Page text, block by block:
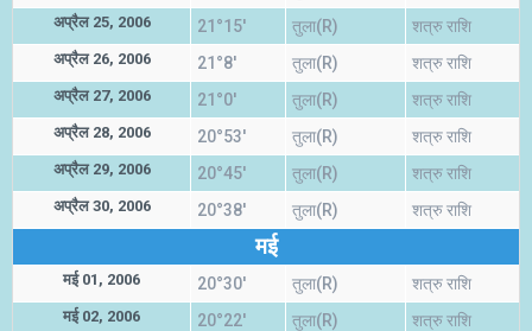
अप्रैल 25, 2006 21°15' तुला(R) शत्रु राशि
अप्रैल 26, 2006 21°8' तुला(R) शत्रु राशि
अप्रैल 27, 2006 21°0' तुला(R) शत्रु राशि
अप्रैल 28, 2006 20°53' तुला(R) शत्रु राशि
अप्रैल 29, 2006 20°45' तुला(R) शत्रु राशि
अप्रैल 30, 2006 20°38' तुला(R) शत्रु राशि
मई
मई 01, 2006 20°30' तुला(R) शत्रु राशि
मई 02, 2006 20°22' तुला(R) शत्रु राशि